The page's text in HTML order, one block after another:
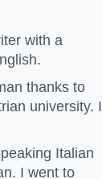
with a
thanks to
university. I
Italian
I went to